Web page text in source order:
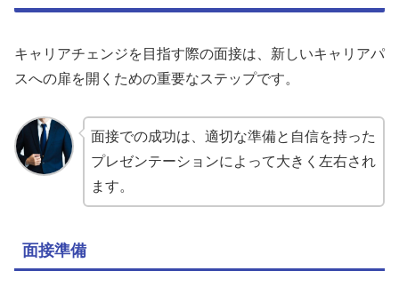
キャリアチェンジを目指す際の面接は、新しいキャリアパ
スへの扉を開くための重要なステップです。
面接での成功は、適切な準備と自信を持った
プレゼンテーションによって大きく左右され
ます。
面接準備